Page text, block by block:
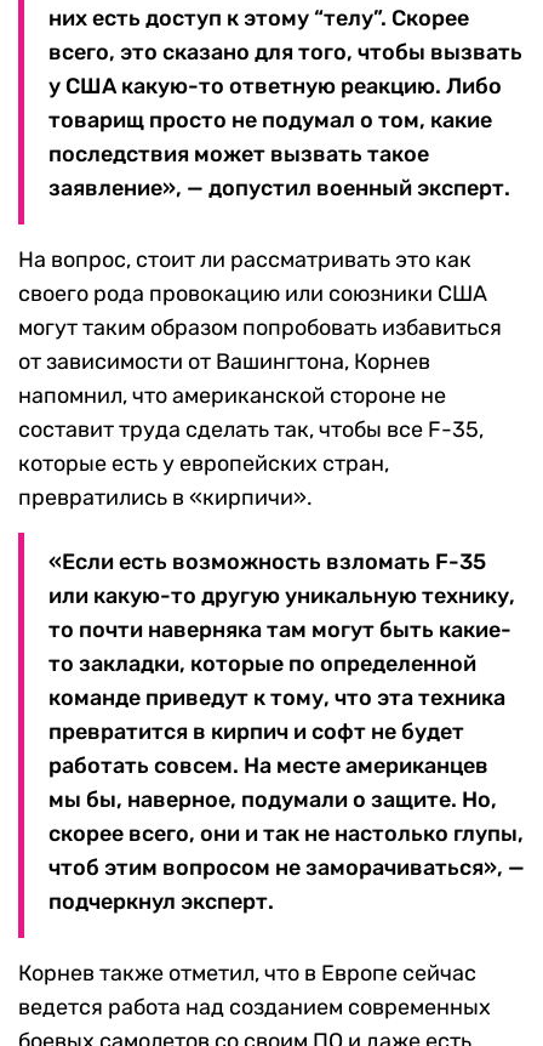
них есть доступ к этому “телу”. Скорее
всего, это сказано для того, чтобы вызвать
у США какую-то ответную реакцию. Либо
товарищ просто не подумал о том, какие
последствия может вызвать такое
заявление», — допустил военный эксперт.
На вопрос, стоит ли рассматривать это как
своего рода провокацию или союзники США
могут таким образом попробовать избавиться
от зависимости от Вашингтона, Корнев
напомнил, что американской стороне не
составит труда сделать так, чтобы все F-35,
которые есть у европейских стран,
превратились в «кирпичи».
«Если есть возможность взломать F-35
или какую-то другую уникальную технику,
то почти наверняка там могут быть какие-
то закладки, которые по определенной
команде приведут к тому, что эта техника
превратится в кирпич и софт не будет
работать совсем. На месте американцев
мы бы, наверное, подумали о защите. Но,
скорее всего, они и так не настолько глупы,
чтоб этим вопросом не заморачиваться», —
подчеркнул эксперт.
Корнев также отметил, что в Европе сейчас
ведется работа над созданием современных